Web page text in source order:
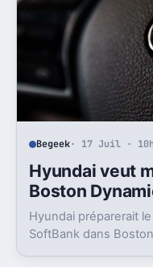
Begeek· 17 Juil ·
Hyundai veut
Boston
Hyundai préparerait
SoftBank dans